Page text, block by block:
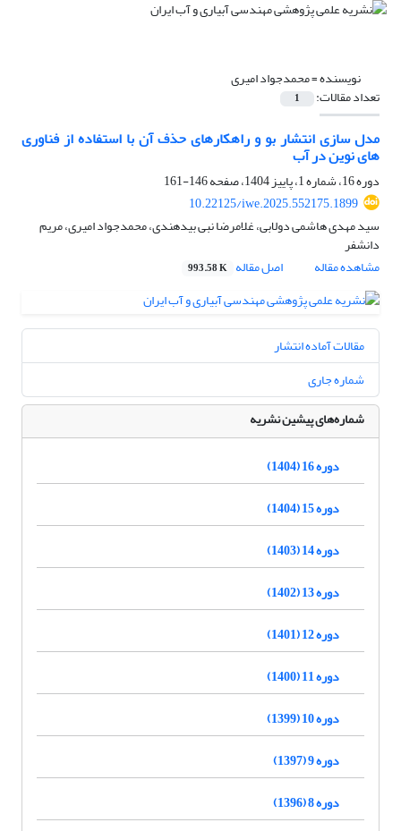
نویسنده =محمدجواد امیری
تعداد مقالات: 1
مدل سازی انتشار بو و راهکارهای حذف آن با استفاده از فناوری
های نوین در آب
دوره 16، شماره 1، پاییز 1404، صفحه
146-161
10.22125/iwe.2025.552175.1899
سید مهدی هاشمی دولابی، غلامرضا نبی بیدهندی، محمدجواد امیری، مریم
دانشفر
مشاهده مقاله
اصل مقاله 993.58 K
مقالات آماده انتشار
شماره جاری
شماره‌های پیشین نشریه
دوره 16 (1404)
دوره 15 (1404)
دوره 14 (1403)
دوره 13 (1402)
دوره 12 (1401)
دوره 11 (1400)
دوره 10 (1399)
دوره 9 (1397)
دوره 8 (1396)